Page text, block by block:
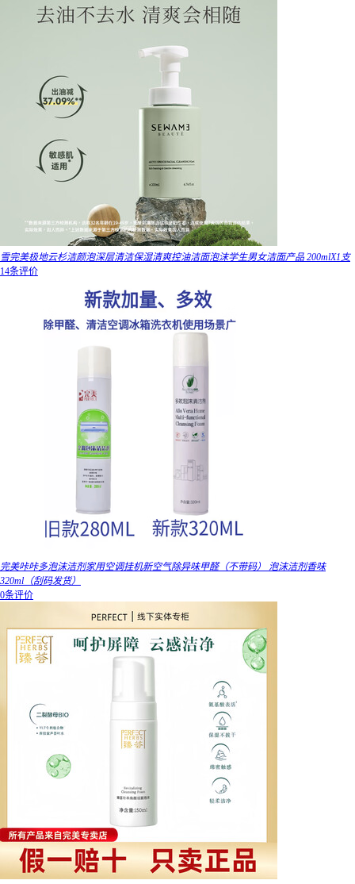
雪完美极地云杉洁颜泡深层清洁保湿清爽控油洁面泡沫学生男女洁面产品 200mlX1支
14条评价
完美咔咔多泡沫洁剂家用空调挂机新空气除异味甲醛（不带码） 泡沫洁剂香味
320ml（刮码发货）
0条评价